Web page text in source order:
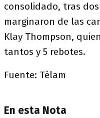
consolidado, tras
marginaron de las
Klay Thompson,
tantos y 5 rebotes.
Fuente: Télam
En esta Nota